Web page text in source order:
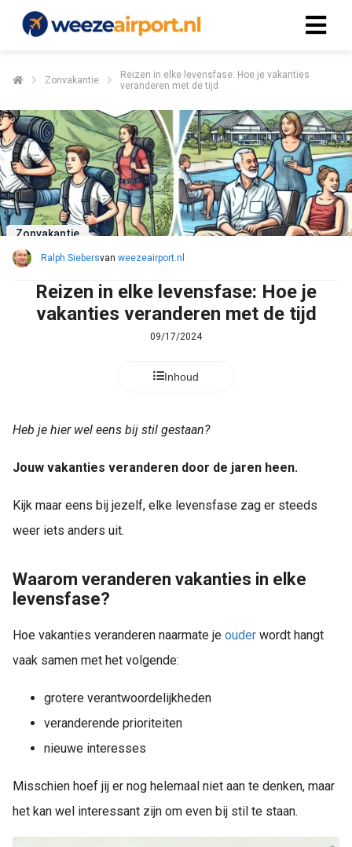
Zonvakantie
Reizen in elke levensfase: Hoe je vakanties
veranderen met de tijd
Zonvakantie
Ralph Siebersvan weezeairport.nl
Reizen in elke levensfase: Hoe je
vakanties veranderen met de tijd
09/17/2024
Inhoud
Heb je hier wel eens bij stil gestaan?
Jouw vakanties veranderen door de jaren heen.
Kijk maar eens bij jezelf, elke levensfase zag er steeds
weer iets anders uit.
Waarom veranderen vakanties in elke
levensfase?
Hoe vakanties veranderen naarmate je ouder wordt hangt
vaak samen met het volgende:
grotere verantwoordelijkheden
veranderende prioriteiten
nieuwe interesses
Misschien hoef jij er nog helemaal niet aan te denken, maar
het kan wel interessant zijn om even bij stil te staan.